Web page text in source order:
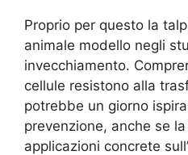
Proprio per questo la
animale modello negli
invecchiamento.
cellule resistono alla
potrebbe un giorno
prevenzione, anche se
applicazioni concrete